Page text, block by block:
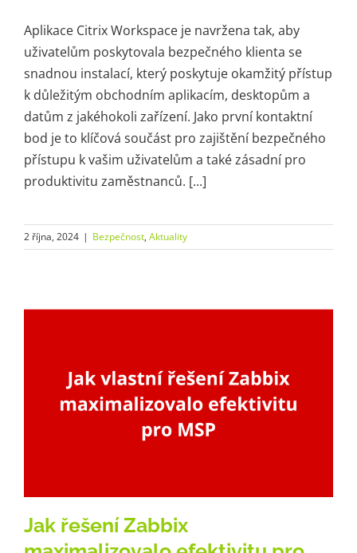
Aplikace Citrix Workspace je navržena tak, aby
uživatelům poskytovala bezpečného klienta se
snadnou instalací, který poskytuje okamžitý přístup
k důležitým obchodním aplikacím, desktopům a
datům z jakéhokoli zařízení. Jako první kontaktní
bod je to klíčová součást pro zajištění bezpečného
přístupu k vašim uživatelům a také zásadní pro
produktivitu zaměstnanců. [...]
2 října, 2024 | Bezpečnost, Aktuality
Jak řešení Zabbix